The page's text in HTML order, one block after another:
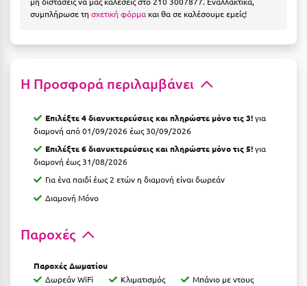
Ιθάκη
Ιωάννινα
Καλάβρυτα
Καλαμάτα
συμπλήρωσε τη σχετική φόρμα και θα σε καλέσουμε εμείς!
Η Προσφορά περιλαμβάνει
Επιλέξτε 4 διανυκτερεύσεις και πληρώστε μόνο τις 3!για
διαμονή από 01/09/2026 έως 30/09/2026
Επιλέξτε 6 διανυκτερεύσεις και πληρώστε μόνο τις 5!για
διαμονή έως 31/08/2026
Για ένα παιδί έως 2 ετών η διαμονή είναι δωρεάν
Διαμονή Μόνο
Παροχές
Παροχές Δωματίου
Δωρεάν WiFi
Κλιματισμός
Μπάνιο με ντους